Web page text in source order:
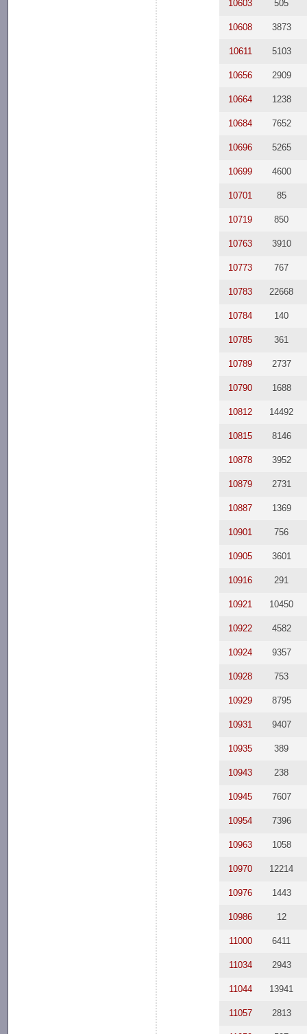
10603 505
10608 3873
10611 5103
10656 2909
10664 1238
10684 7652
10696 5265
10699 4600
10701 85
10719 850
10763 3910
10773 767
10783 22668
10784 140
10785 361
10789 2737
10790 1688
10812 14492
10815 8146
10878 3952
10879 2731
10887 1369
10901 756
10905 3601
10916 291
10921 10450
10922 4582
10924 9357
10928 753
10929 8795
10931 9407
10935 389
10943 238
10945 7607
10954 7396
10963 1058
10970 12214
10976 1443
10986 12
11000 6411
11034 2943
11044 13941
11057 2813